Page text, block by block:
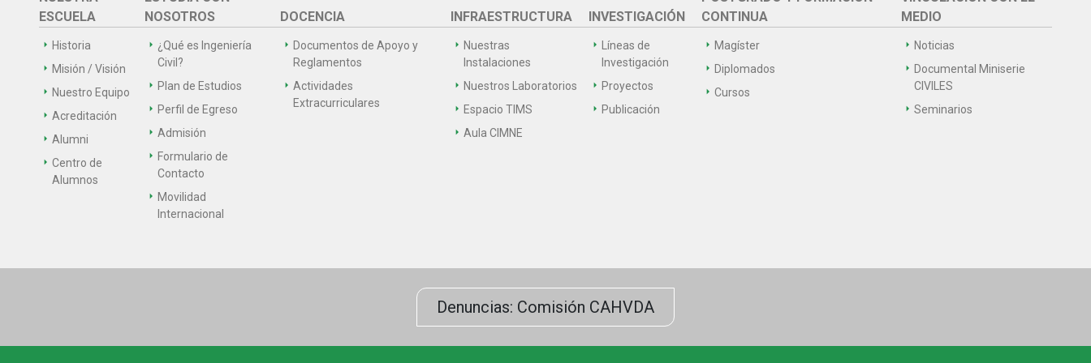
ESCUELA
Historia
Misión / Visión
Nuestro Equipo
Acreditación
Alumni
Centro de
Alumnos
NOSOTROS
¿Qué es Ingeniería
Civil?
Plan de Estudios
Perfil de Egreso
Admisión
Formulario de
Contacto
Movilidad
Internacional
DOCENCIA
Documentos de Apoyo y
Reglamentos
Actividades
Extracurriculares
INFRAESTRUCTURA
Nuestras
Instalaciones
Nuestros Laboratorios
Espacio TIMS
Aula CIMNE
INVESTIGACIÓN
Líneas de
Investigación
Proyectos
Publicación
CONTINUA
Magíster
Diplomados
Cursos
MEDIO
Noticias
Documental Miniserie
CIVILES
Seminarios
Denuncias: Comisión CAHVDA